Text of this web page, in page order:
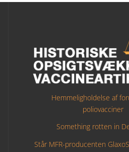
Hemmeligholdelse af
poliovacciner
Something rotten in
Står MFR-producenten